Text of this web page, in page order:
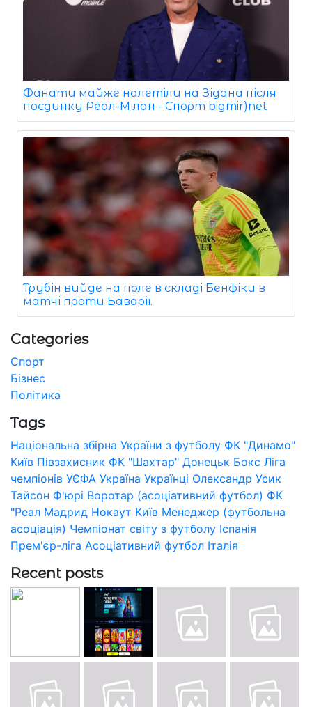
Фанати майже налетіли на Зідана після
поєдинку Реал-Мілан - Спорт bigmir)net
Трубін вийде на поле в складі Бенфіки в
матчі проти Баварії.
Categories
Спорт
Бізнес
Політика
Tags
Національна збірна України з футболу ФК "Динамо"
Київ Півзахисник ФК "Шахтар" Донецьк Бокс Ліга
чемпіонів УЄФА Україна Українці Олександр Усик
Тайсон Ф'юрі Воротар (асоціативний футбол) ФК
"Реал Мадрид Нокаут Київ Менеджер (футбольна
асоціація) Чемпіонат світу з футболу Іспанія
Прем'єр-ліга Асоціативний футбол Італія
Recent posts